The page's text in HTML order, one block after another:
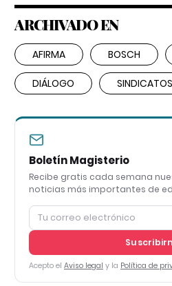
ARCHIVADO EN
AFIRMA BOSCH
DIÁLOGO SINDICATOS
Boletín Magisterio
Recibe gratis cada semana
noticias más importantes de
Acepto el Aviso legal y la Política de